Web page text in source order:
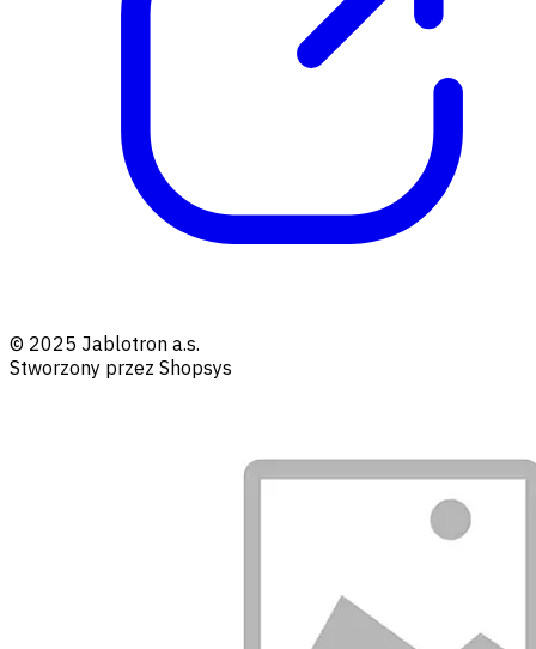
© 2025 Jablotron a.s.
Stworzony przez Shopsys